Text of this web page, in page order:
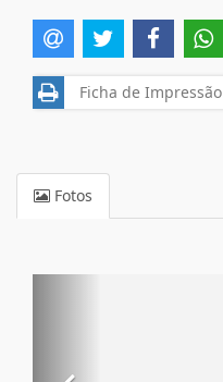
Ficha de Impressão
Fotos